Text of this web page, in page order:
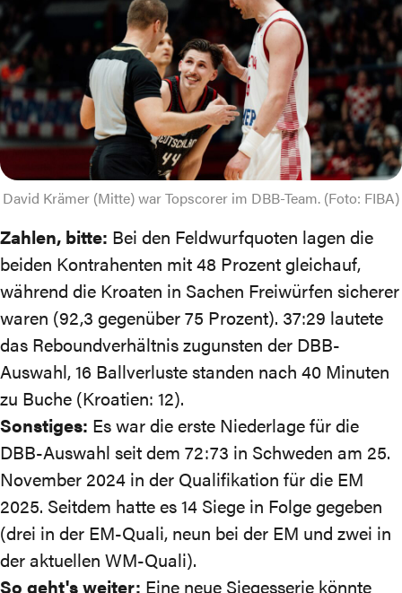
David Krämer (Mitte) war Topscorer im DBB-Team. (Foto: FIBA)
Zahlen, bitte: Bei den Feldwurfquoten lagen die
beiden Kontrahenten mit 48 Prozent gleichauf,
während die Kroaten in Sachen Freiwürfen sicherer
waren (92,3 gegenüber 75 Prozent). 37:29 lautete
das Reboundverhältnis zugunsten der DBB-
Auswahl, 16 Ballverluste standen nach 40 Minuten
zu Buche (Kroatien: 12).
Sonstiges: Es war die erste Niederlage für die
DBB-Auswahl seit dem 72:73 in Schweden am 25.
November 2024 in der Qualifikation für die EM
2025. Seitdem hatte es 14 Siege in Folge gegeben
(drei in der EM-Quali, neun bei der EM und zwei in
der aktuellen WM-Quali).
So geht's weiter: Eine neue Siegesserie könnte